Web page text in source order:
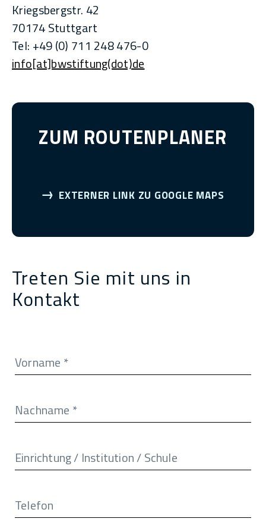
Kriegsbergstr. 42
70174 Stuttgart
Tel: +49 (0) 711 248 476-0
info[at]bwstiftung(dot)de
ZUM ROUTENPLANER
EXTERNER LINK ZU GOOGLE MAPS
Treten Sie mit uns in
Kontakt
Vorname *
Nachname *
Einrichtung / Institution / Schule
Telefon